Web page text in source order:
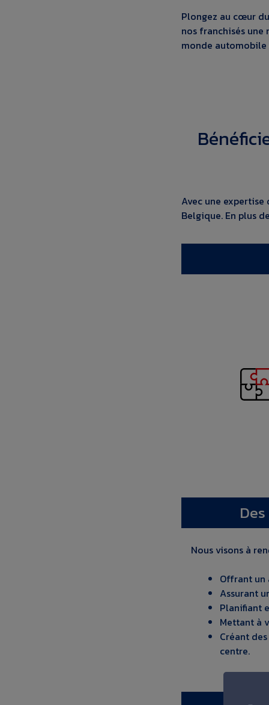
Plongez au cœur
nos franchisés
monde automobile
Avec une
Belgique. En plus
Nous visons à
Offrant un
Assurant
Planifiant
Mettant à
Créant
centre.